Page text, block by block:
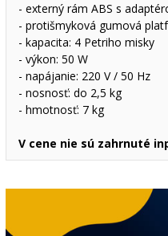
- externý rám ABS s
- protišmyková gumová
- kapacita: 4 Petriho misky
- výkon: 50 W
- napájanie: 220 V / 50 Hz
- nosnosť: do 2,5 kg
- hmotnosť: 7 kg
V cene nie sú zahrnuté